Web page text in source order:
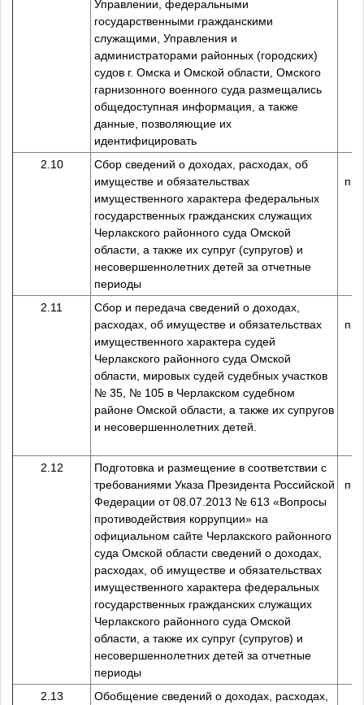
Управлении, федеральными
государственными гражданскими
служащими, Управления и
администраторами районных (городских)
судов г. Омска и Омской области, Омского
гарнизонного военного суда размещались
общедоступная информация, а также
данные, позволяющие их
идентифицировать
2.10
Сбор сведений о доходах, расходах, об
имуществе и обязательствах
имущественного характера федеральных
государственных гражданских служащих
Черлакского районного суда Омской
области, а также их супруг (супругов) и
несовершеннолетних детей за отчетные
периоды
2.11
Сбор и передача сведений о доходах,
расходах, об имуществе и обязательствах
имущественного характера судей
Черлакского районного суда Омской
области, мировых судей судебных участков
№ 35, № 105 в Черлакском судебном
районе Омской области, а также их супругов
и несовершеннолетних детей.
2.12
Подготовка и размещение в соответствии с
требованиями Указа Президента Российской
Федерации от 08.07.2013 № 613 «Вопросы
противодействия коррупции» на
официальном сайте Черлакского районного
суда Омской области сведений о доходах,
расходах, об имуществе и обязательствах
имущественного характера федеральных
государственных гражданских служащих
Черлакского районного суда Омской
области, а также их супруг (супругов) и
несовершеннолетних детей за отчетные
периоды
2.13
Обобщение сведений о доходах, расходах,